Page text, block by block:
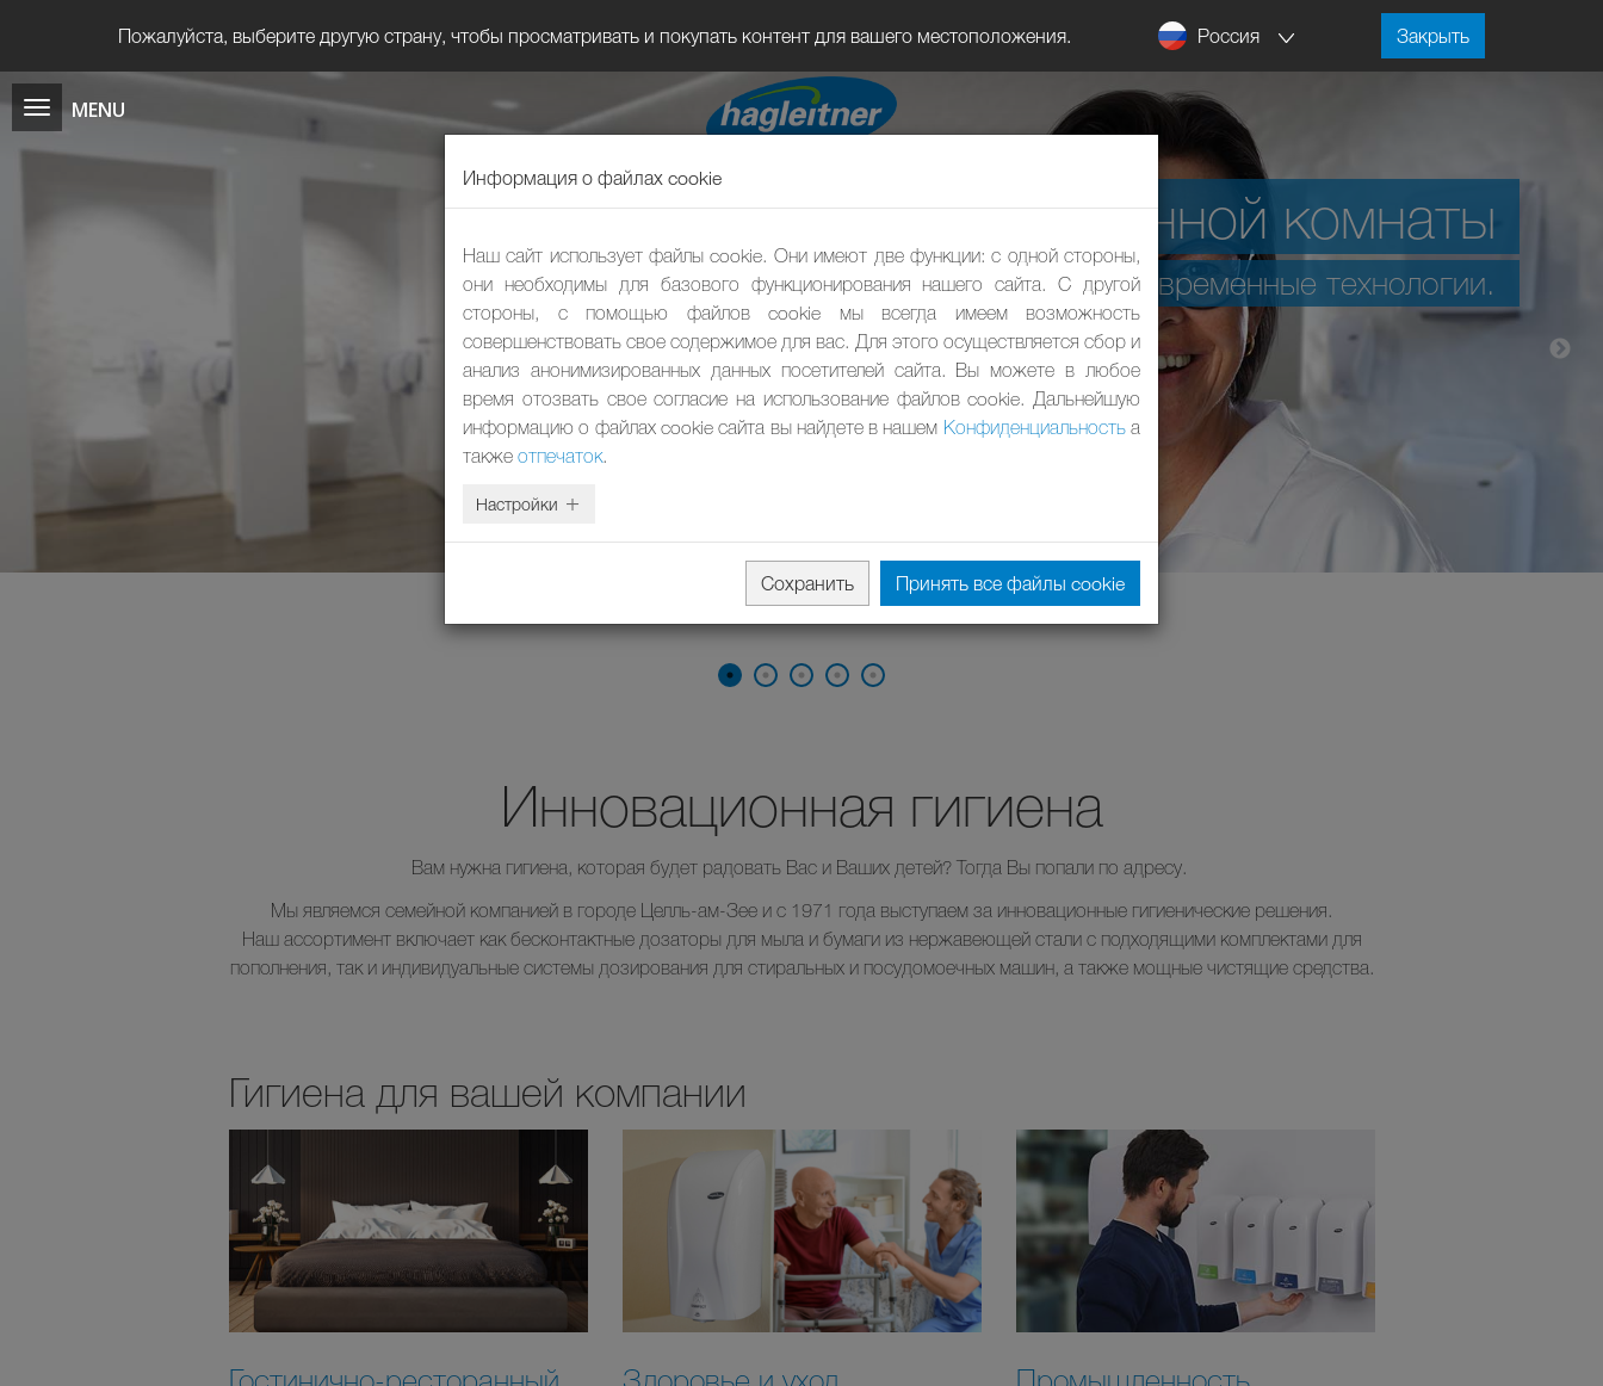
Пожалуйста, выберите другую страну, чтобы просматривать и покупать контент для вашего местоположения. Россия Закрыть
ГИГИЕНАванной комнаты
Самые современные технологии.
Инновационная гигиена
Вам нужна гигиена, которая будет радовать Вас и Ваших детей? Тогда Вы попали по адресу.
Мы являемся семейной компанией в городе Целль-ам-Зее и с 1971 года выступаем за инновационные гигиенические решения.
Наш ассортимент включает как бесконтактные дозаторы для мыла и бумаги из нержавеющей стали с подходящими комплектами для
пополнения, так и индивидуальные системы дозирования для стиральных и посудомоечных машин, а также мощные чистящие средства.
Гигиена для вашей компании
Гостинично-ресторанный
Здоровье и уход
Промышленность,
Информация о файлах cookie
Наш сайт использует файлы cookie. Они имеют две функции: с одной стороны,
они необходимы для базового функционирования нашего сайта. С другой
стороны, с помощью файлов cookie мы всегда имеем возможность
совершенствовать свое содержимое для вас. Для этого осуществляется сбор и
анализ анонимизированных данных посетителей сайта. Вы можете в любое
время отозвать свое согласие на использование файлов cookie. Дальнейшую
информацию о файлах cookie сайта вы найдете в нашем Конфиденциальностьа
также отпечаток.
Настройки
Сохранить Принять все файлы cookie